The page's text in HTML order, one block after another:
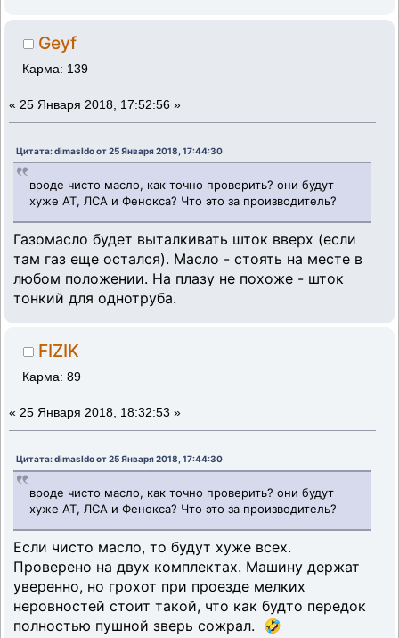
Geyf
Карма: 139
« 25 Января 2018, 17:52:56 »
Цитата: dimasldo от 25 Января 2018, 17:44:30
вроде чисто масло, как точно проверить? они будут
хуже АТ, ЛСА и Фенокса? Что это за производитель?
Газомасло будет выталкивать шток вверх (если
там газ еще остался). Масло - стоять на месте в
любом положении. На плазу не похоже - шток
тонкий для однотруба.
FIZIK
Карма: 89
« 25 Января 2018, 18:32:53 »
Цитата: dimasldo от 25 Января 2018, 17:44:30
вроде чисто масло, как точно проверить? они будут
хуже АТ, ЛСА и Фенокса? Что это за производитель?
Если чисто масло, то будут хуже всех.
Проверено на двух комплектах. Машину держат
уверенно, но грохот при проезде мелких
неровностей стоит такой, что как будто передок
полностью пушной зверь сожрал. 🤣